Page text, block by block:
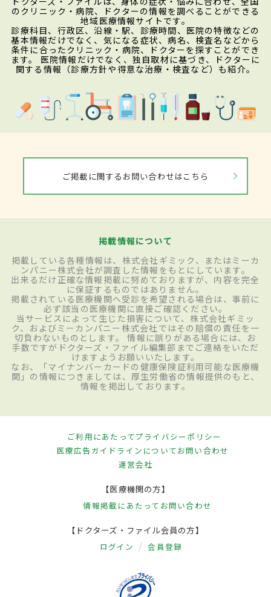
のクリニック・病院、ドクターの情報を調べることができる
地域医療情報サイトです。
診療科目、行政区、沿線・駅、診療時間、医院の特徴などの
基本情報だけでなく、気になる症状、病名、検査名などから
条件に合ったクリニック・病院、ドクターを探すことができ
ます。 医院情報だけでなく、独自取材に基づき、ドクターに
関する情報（診療方針や得意な治療・検査など）も紹介。
ご掲載に関するお問い合わせはこちら
掲載情報について
掲載している各種情報は、株式会社ギミック、またはミーカ
ンパニー株式会社が調査した情報をもとにしています。
出来るだけ正確な情報掲載に努めておりますが、内容を完全
に保証するものではありません。
掲載されている医療機関へ受診を希望される場合は、事前に
必ず該当の医療機関に直接ご確認ください。
当サービスによって生じた損害について、株式会社ギミッ
ク、およびミーカンパニー株式会社ではその賠償の責任を一
切負わないものとします。 情報に誤りがある場合には、お
手数ですがドクターズ・ファイル編集部までご連絡をいただ
けますようお願いいたします。
なお、「マイナンバーカードの健康保険証利用可能な医療機
関」の情報につきましては、厚生労働省の情報提供のもと、
情報を掲出しております。
ご利用にあたってプライバシーポリシー
医療広告ガイドラインについてお問い合わせ
運営会社
【医療機関の方】
情報掲載にあたって お問い合わせ
【ドクターズ・ファイル会員の方】
ログイン 会員登録